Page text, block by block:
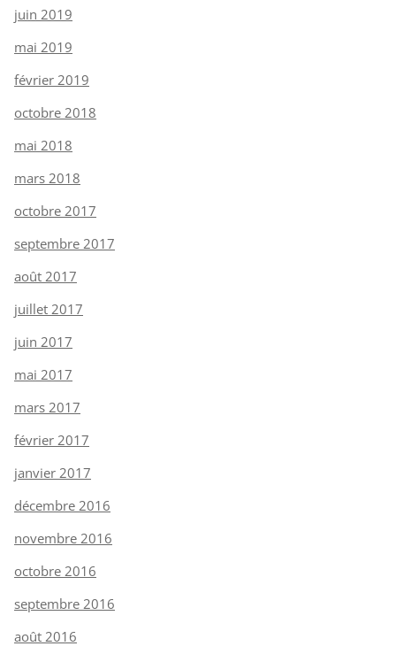
juin 2019
mai 2019
février 2019
octobre 2018
mai 2018
mars 2018
octobre 2017
septembre 2017
août 2017
juillet 2017
juin 2017
mai 2017
mars 2017
février 2017
janvier 2017
décembre 2016
novembre 2016
octobre 2016
septembre 2016
août 2016